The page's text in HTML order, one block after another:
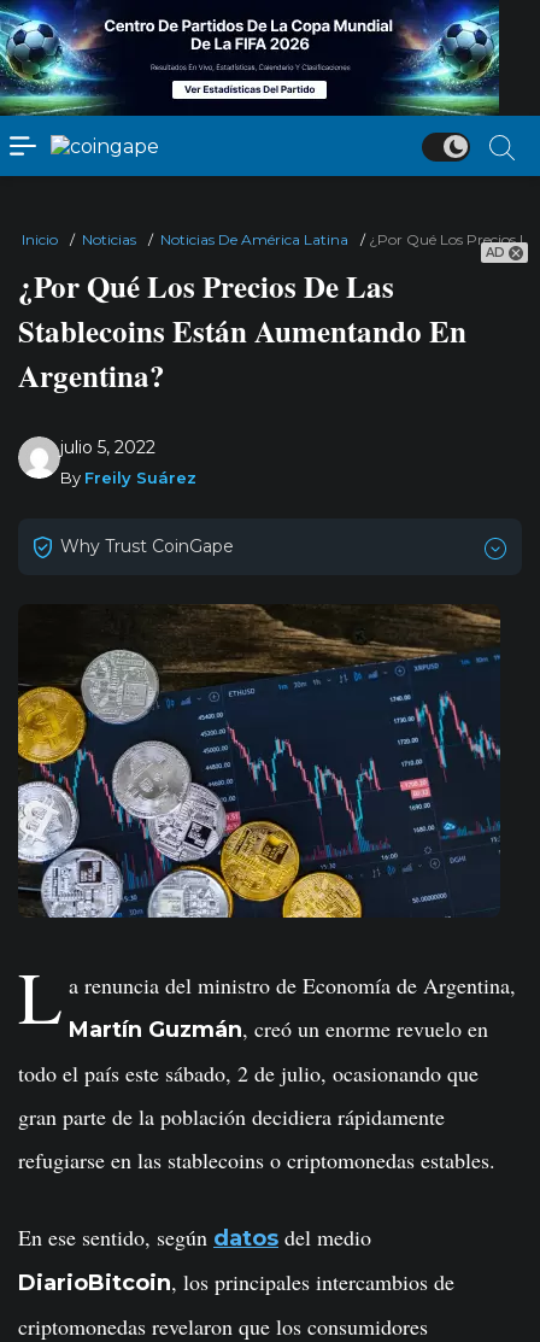
AD
Inicio / Noticias / Noticias De América Latina / ¿Por Qué Los Precios
¿Por Qué Los Precios De Las
Stablecoins Están Aumentando En
Argentina?
julio 5, 2022
By Freily Suárez
Why Trust CoinGape
L a renuncia del ministro de Economía de Argentina,
Martín Guzmán, creó un enorme revuelo en
todo el país este sábado, 2 de julio, ocasionando que
gran parte de la población decidiera rápidamente
refugiarse en las stablecoins o criptomonedas estables.
En ese sentido, según datos del medio
DiarioBitcoin, los principales intercambios de
criptomonedas revelaron que los consumidores